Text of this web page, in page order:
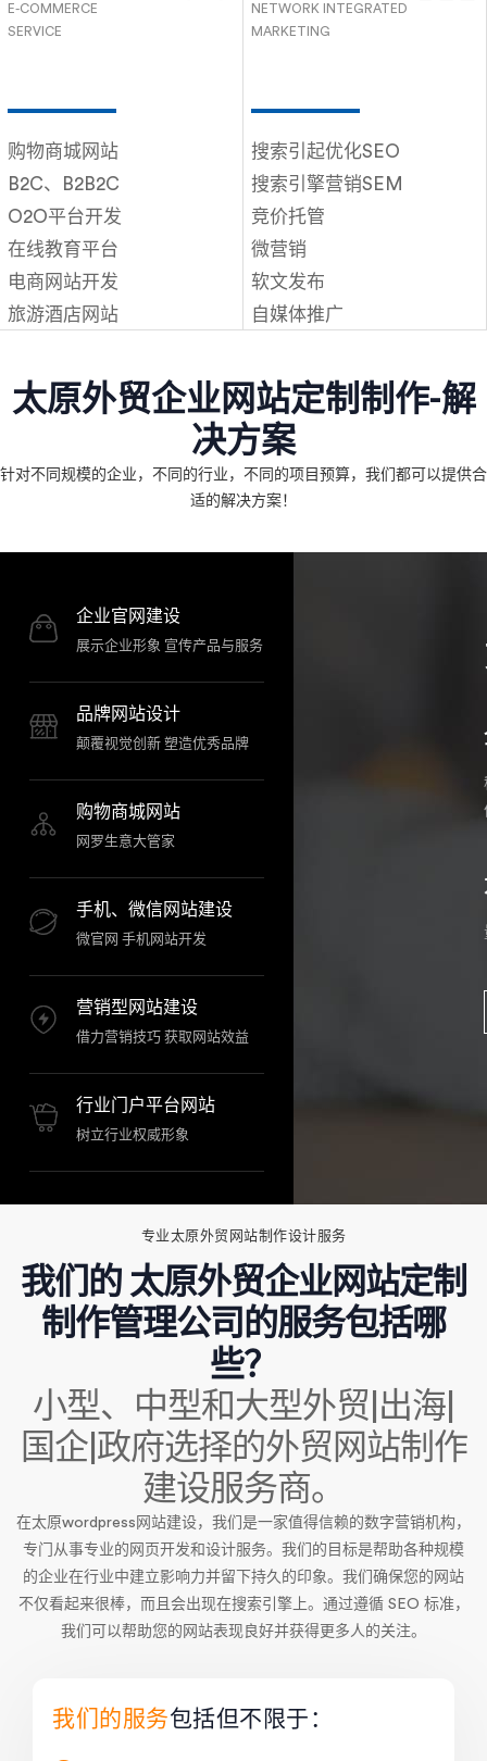
E-COMMERCE
SERVICE
购物商城网站
B2C、B2B2C
O2O平台开发
在线教育平台
电商网站开发
旅游酒店网站
NETWORK INTEGRATED
MARKETING
搜索引起优化SEO
搜索引擎营销SEM
竞价托管
微营销
软文发布
自媒体推广
太原外贸企业网站定制制作-解
决方案
针对不同规模的企业，不同的行业，不同的项目预算，我们都可以提供合
适的解决方案！
企业官网建设
展示企业形象 宣传产品与服务
品牌网站设计
颠覆视觉创新 塑造优秀品牌
购物商城网站
网罗生意大管家
手机、微信网站建设
微官网 手机网站开发
营销型网站建设
借力营销技巧 获取网站效益
行业门户平台网站
树立行业权威形象
专业太原外贸网站制作设计服务
我们的 太原外贸企业网站定制
制作管理公司的服务包括哪
些？
小型、中型和大型外贸|出海|
国企|政府选择的外贸网站制作
建设服务商。
在太原wordpress网站建设，我们是一家值得信赖的数字营销机构，
专门从事专业的网页开发和设计服务。我们的目标是帮助各种规模
的企业在行业中建立影响力并留下持久的印象。我们确保您的网站
不仅看起来很棒，而且会出现在搜索引擎上。通过遵循 SEO 标准，
我们可以帮助您的网站表现良好并获得更多人的关注。
我们的服务包括但不限于：